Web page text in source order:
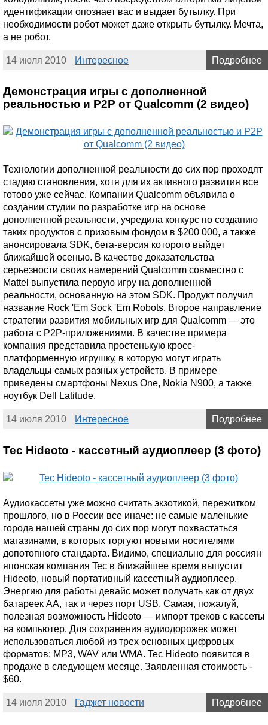
идентификации опознает вас и выдает бутылку. При
необходимости робот может даже открыть бутылку. Мечта,
а не робот.
14 июля 2010 Интересное Подробнее
Демонстрация игры с дополненной
реальностью и P2P от Qualcomm (2 видео)
Технологии дополненной реальности до сих пор проходят
стадию становления, хотя для их активного развития все
готово уже сейчас. Компании Qualcomm объявила о
создании студии по разработке игр на основе
дополненной реальности, учредила конкурс по созданию
таких продуктов с призовым фондом в $200 000, а также
анонсировала SDK, бета-версия которого выйдет
ближайшей осенью. В качестве доказательства
серьезности своих намерений Qualcomm совместно с
Mattel выпустила первую игру на дополненной
реальности, основанную на этом SDK. Продукт получил
название Rock 'Em Sock 'Em Robots. Второе направление
стратегии развития мобильных игр для Qualcomm — это
работа с P2P-приложениями. В качестве примера
компания представила простенькую кросс-
платформенную игрушку, в которую могут играть
владельцы самых разных устройств. В примере
приведены смартфоны Nexus One, Nokia N900, а также
ноутбук Dell Latitude.
14 июля 2010 Интересное Подробнее
Tec Hideoto - кассетный аудиоплеер (3 фото)
Аудиокассеты уже можно считать экзотикой, пережитком
прошлого, но в России все иначе: не самые маленькие
города нашей страны до сих пор могут похвастаться
магазинами, в которых торгуют новыми носителями
допотопного стандарта. Видимо, специально для россиян
японская компания Tec в ближайшее время выпустит
Hideoto, новый портативный кассетный аудиоплеер.
Энергию для работы девайс может получать как от двух
батареек AA, так и через порт USB. Самая, пожалуй,
полезная возможность Hideoto — импорт треков с кассеты
на компьютер. Для сохранения аудиодорожек может
использоваться любой из трех основных цифровых
форматов: MP3, WAV или WMA. Tec Hideoto появится в
продаже в следующем месяце. Заявленная стоимость -
$60.
14 июля 2010 Гаджет новости Подробнее